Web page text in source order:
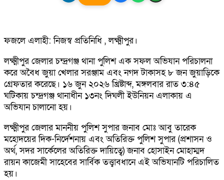
​ফজলে এলাহী: নিজস্ব প্রতিনিধি , লক্ষ্মীপুর।
লক্ষ্মীপুর জেলার চন্দ্রগঞ্জ থানা পুলিশ এক সফল অভিযান পরিচালনা
করে অবৈধ জুয়া খেলার সরঞ্জাম এবং নগদ টাকাসহ ৮ জন জুয়াড়িকে
গ্রেফতার করেছে। ১৬ জুন ২০২৬ খ্রিষ্টাব্দ, মঙ্গলবার রাত ৩:৪৫
ঘটিকায় চন্দ্রগঞ্জ থানাধীন ১৩নং দিঘলী ইউনিয়ন এলাকায় এ
অভিযান চালানো হয়।
​লক্ষ্মীপুর জেলার মাননীয় পুলিশ সুপার জনাব মোঃ আবু তারেক
মহোদয়ের দিক-নির্দেশনায় এবং অতিরিক্ত পুলিশ সুপার (প্রশাসন ও
অর্থ, সদর সার্কেলের অতিরিক্ত দায়িত্বে) জনাব হোসাইন মোহাম্মদ
রায়ন কাজেমী সাহেবের সার্বিক তত্ত্বাবধানে এই অভিযানটি পরিচালিত
হয়।